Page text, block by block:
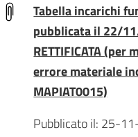
Tabella incarichi
pubblicata il 22/
RETTIFICATA (per
errore materiale
MAPIAT0015)
Pubblicato il: 25-